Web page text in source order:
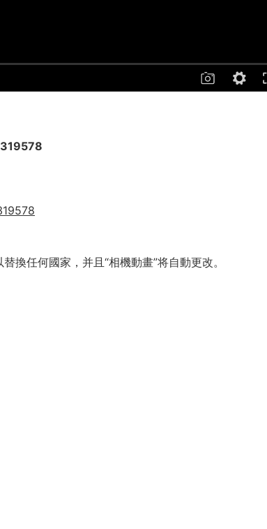
任何國家，并且“相機動畫”将自動更改。